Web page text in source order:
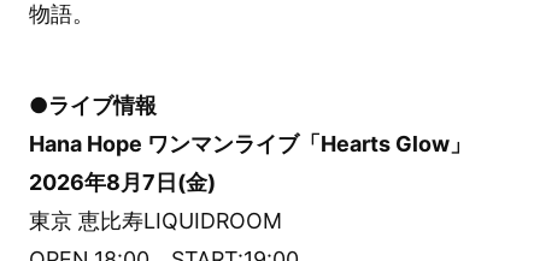
物語。
●ライブ情報
Hana Hope ワンマンライブ「Hearts Glow」
2026年8月7日(金)
東京 恵比寿LIQUIDROOM